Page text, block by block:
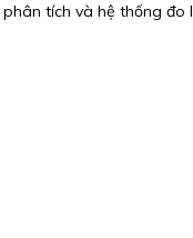
tích và hệ thống